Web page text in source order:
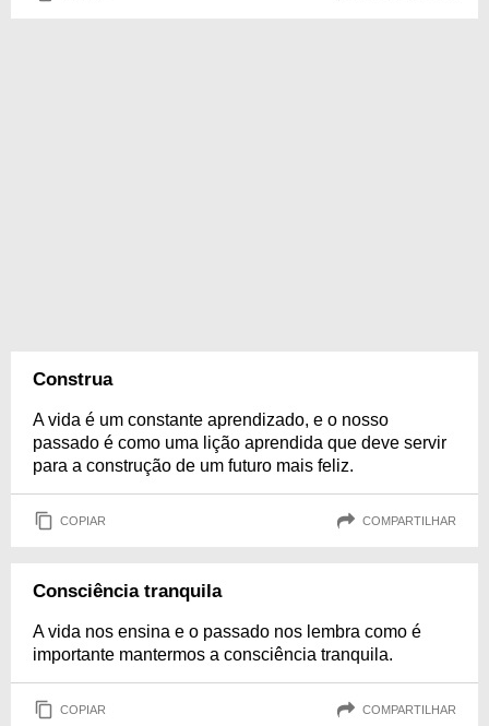
Construa
A vida é um constante aprendizado, e o nosso
passado é como uma lição aprendida que deve servir
para a construção de um futuro mais feliz.
COPIAR COMPARTILHAR
Consciência tranquila
A vida nos ensina e o passado nos lembra como é
importante mantermos a consciência tranquila.
COPIAR COMPARTILHAR